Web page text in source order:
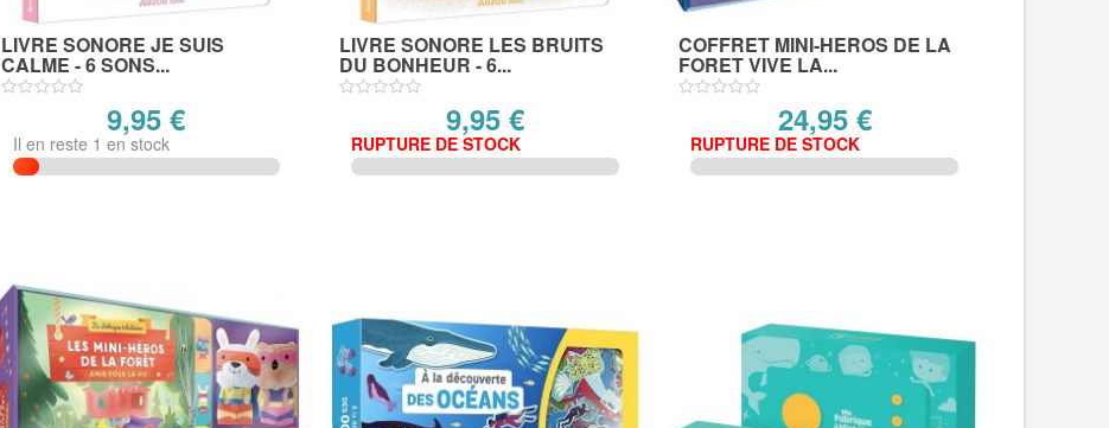
LIVRE SONORE JE SUIS
CALME - 6 SONS...
9,95 €
Il en reste 1 en stock
LIVRE SONORE LES BRUITS
DU BONHEUR - 6...
9,95 €
RUPTURE DE STOCK
COFFRET MINI-HEROS DE LA
FORET VIVE LA...
24,95 €
RUPTURE DE STOCK